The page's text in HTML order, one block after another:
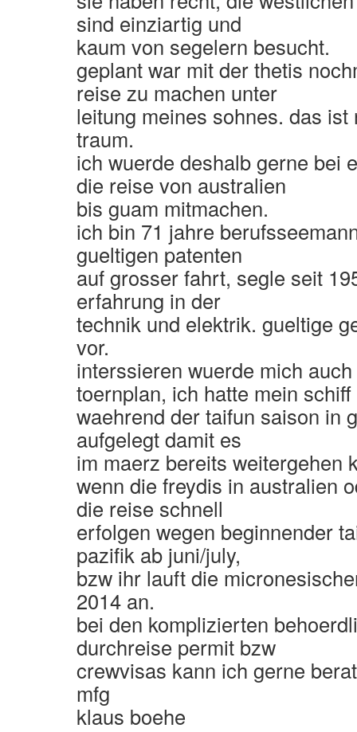
sind einziartig und
kaum von segelern besucht.
geplant war mit der thetis
reise zu machen unter
leitung meines sohnes. das
traum.
ich wuerde deshalb gerne bei
die reise von australien
bis guam mitmachen.
ich bin 71 jahre
gueltigen patenten
auf grosser fahrt, segle seit
erfahrung in der
technik und elektrik. gueltige
vor.
interssieren wuerde mich
toernplan, ich hatte mein schiff
waehrend der taifun saison in
aufgelegt damit es
im maerz bereits weitergehen
wenn die freydis in australien
die reise schnell
erfolgen wegen beginnender
pazifik ab juni/july,
bzw ihr lauft die
2014 an.
bei den komplizierten
durchreise permit bzw
crewvisas kann ich gerne
mfg
klaus boehe